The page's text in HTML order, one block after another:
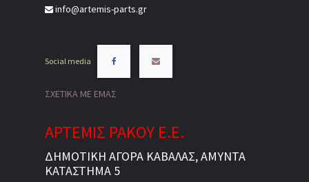
info@artemis-parts.gr
Social media
ΣΧΕΤΙΚΑ ΜΕ ΕΜΑΣ
ΑΡΤΕΜΙΣ ΡΑΚΟΥ Ε.Ε.
ΔΗΜΟΤΙΚΗ ΑΓΟΡΑ ΚΑΒΑΛΑΣ, ΑΜΥΝΤΑ
ΚΑΤΑΣΤΗΜΑ 5